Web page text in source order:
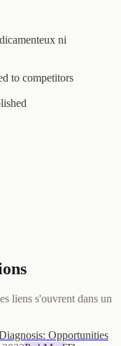
ni
to competitors
liens s'ouvrent dans un
Opportunities